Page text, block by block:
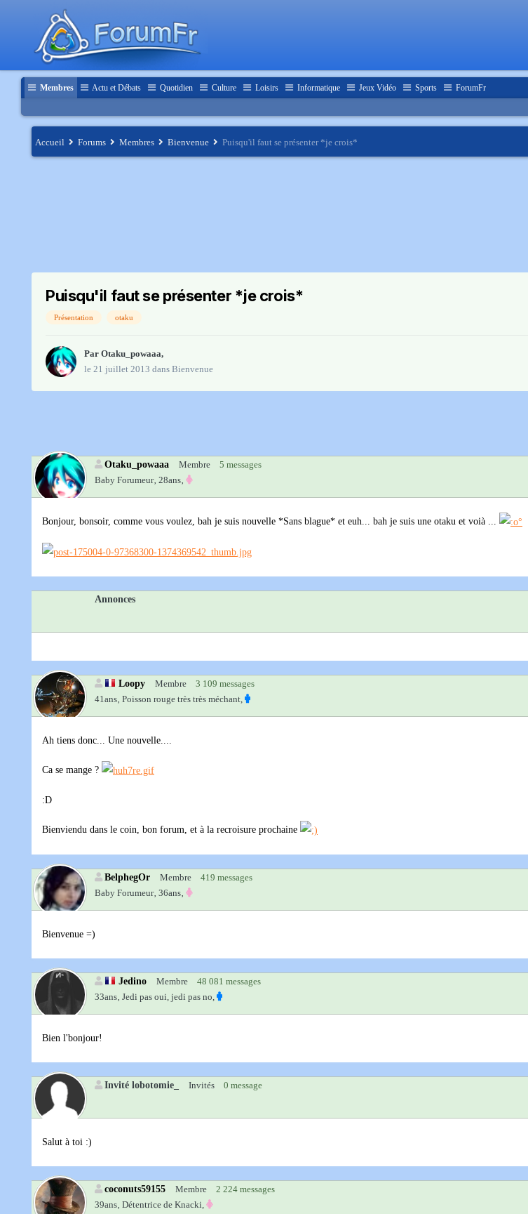
Membres Actu et Débats Quotidien Culture Loisirs Informatique Jeux Vidéo Sports ForumFr
Accueil Forums Membres Bienvenue Puisqu'il faut se présenter *je crois*
Puisqu'il faut se présenter *je crois*
Présentation otaku
Par Otaku_powaaa,
le 21 juillet 2013 dans Bienvenue
Otaku_powaaa Membre
5 messages
Baby Forumeur‚ 28ans‚
Bonjour, bonsoir, comme vous voulez, bah je suis nouvelle *Sans blague* et euh... bah je suis une otaku et voià ...
Annonces
Loopy Membre
3 109 messages
41ans‚ Poisson rouge très très méchant,
Ah tiens donc... Une nouvelle....
Ca se mange ?
:D
Bienviendu dans le coin, bon forum, et à la recroisure prochaine
BelphegOr Membre
419 messages
Baby Forumeur‚ 36ans‚
Bienvenue =)
Jedino Membre
48 081 messages
33ans‚ Jedi pas oui, jedi pas no,
Bien l'bonjour!
Invité lobotomie_ Invités 0 message
Salut à toi :)
coconuts59155 Membre
2 224 messages
39ans‚ Détentrice de Knacki,